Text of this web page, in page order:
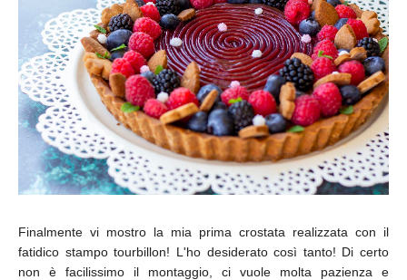
Finalmente vi mostro la mia prima crostata realizzata con il
fatidico stampo tourbillon! L'ho desiderato così tanto! Di certo
non è facilissimo il montaggio, ci vuole molta pazienza e